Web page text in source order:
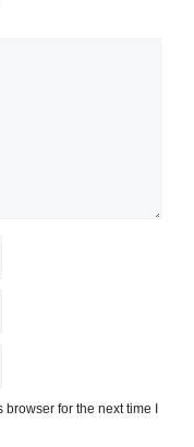
for the next time I